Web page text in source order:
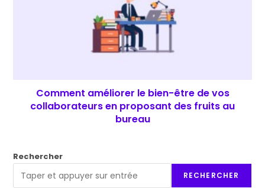
Comment améliorer le bien-être de vos
collaborateurs en proposant des fruits au
bureau
Rechercher
RECHERCHER